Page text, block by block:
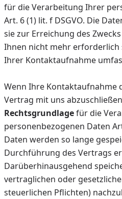
für die Verarbeitung Ihrer
Art. 6 (1) lit. f DSGVO. Die
sie zur Erreichung des
Ihnen nicht mehr erforderlich
Ihrer Kontaktaufnahme
Wenn Ihre Kontaktaufnahme
Vertrag mit uns
Rechtsgrundlagefür die
personenbezogenen Daten
Daten werden so lange
Durchführung des Vertrags
Darüberhinausgehend
vertraglichen oder
steuerlichen Pflichten)